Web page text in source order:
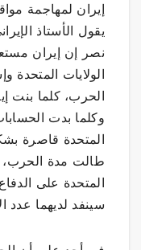
إيران لمهاجمة
يقول الأستاذ
نصر إن إيران
الولايات
الحرب، كلما بنت
وكلما بدت
المتحدة قاصرة
طالت مدة الحرب،
المتحدة على
سينفد لديهما عدد